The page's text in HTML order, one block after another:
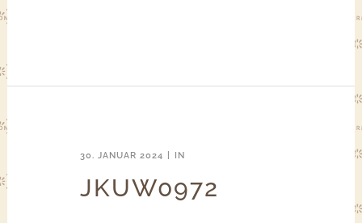
30. JANUAR 2024 IN
JKUW0972